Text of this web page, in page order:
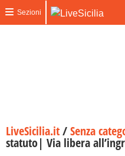
Sezioni
LiveSicilia.it/Senza
statuto| Via libera